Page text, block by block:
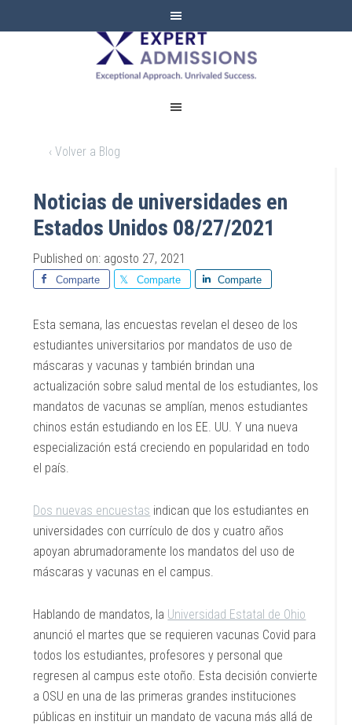
EXPERT
ADMISSIONS
‹ Volver a Blog
Noticias de universidades en
Estados Unidos 08/27/2021
Published on: agosto 27, 2021
Comparte Comparte Comparte
Esta semana, las encuestas revelan el deseo de los
estudiantes universitarios por mandatos de uso de
máscaras y vacunas y también brindan una
actualización sobre salud mental de los estudiantes, los
mandatos de vacunas se amplían, menos estudiantes
chinos están estudiando en los EE. UU. Y una nueva
especialización está creciendo en popularidad en todo
el país.
Dos nuevas encuestas indican que los estudiantes en
universidades con currículo de dos y cuatro años
apoyan abrumadoramente los mandatos del uso de
máscaras y vacunas en el campus.
Hablando de mandatos, la Universidad Estatal de Ohio
anunció el martes que se requieren vacunas Covid para
todos los estudiantes, profesores y personal que
regresen al campus este otoño. Esta decisión convierte
a OSU en una de las primeras grandes instituciones
públicas en instituir un mandato de vacuna más allá de